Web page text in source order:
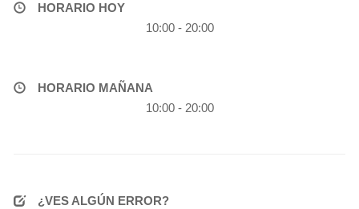
HORARIO HOY
10:00 - 20:00
HORARIO MAÑANA
10:00 - 20:00
¿VES ALGÚN ERROR?